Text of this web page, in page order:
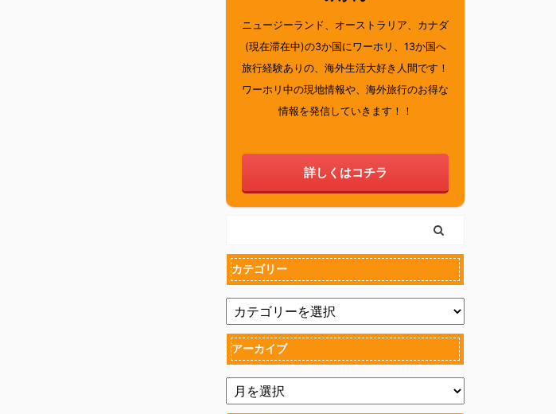
ニュージーランド、オーストラリア、カナダ
(現在滞在中)の3か国にワーホリ、13か国へ
旅行経験ありの、海外生活大好き人間です！
ワーホリ中の現地情報や、海外旅行のお得な
情報を発信していきます！！
詳しくはコチラ
カテゴリー
アーカイブ